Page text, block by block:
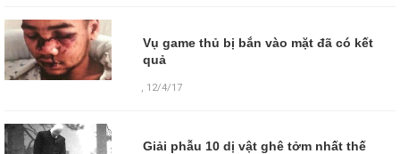
Vụ game thủ bị bắn vào mặt đã có kết
quả
, 12/4/17
Giải phẫu 10 dị vật ghê tởm nhất thế